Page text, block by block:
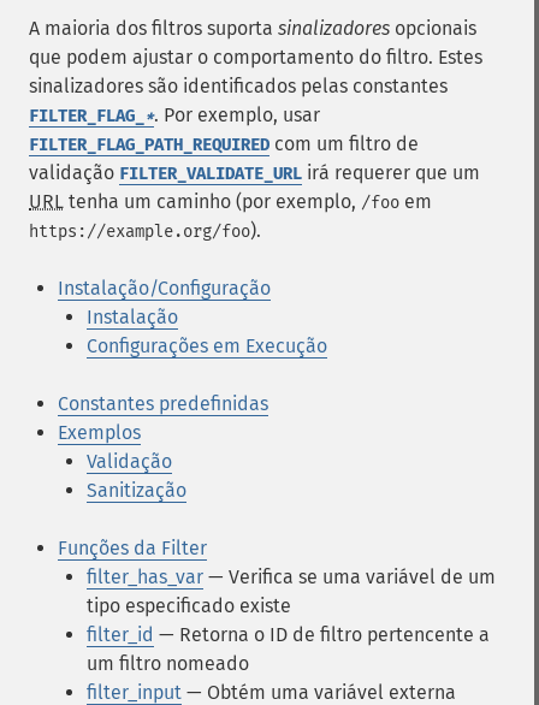
A maioria dos filtros suporta sinalizadores opcionais
que podem ajustar o comportamento do filtro. Estes
sinalizadores são identificados pelas constantes
FILTER_FLAG_ *. Por exemplo, usar
FILTER_FLAG_PATH_REQUIRED com um filtro de
validação FILTER_VALIDATE_URL irá requerer que um
URL tenha um caminho (por exemplo, /foo em
https://example.org/foo).
Instalação/Configuração
Instalação
Configurações em Execução
Constantes predefinidas
Exemplos
Validação
Sanitização
Funções da Filter
filter_has_var — Verifica se uma variável de um
tipo especificado existe
filter_id — Retorna o ID de filtro pertencente a
um filtro nomeado
filter_input — Obtém uma variável externa